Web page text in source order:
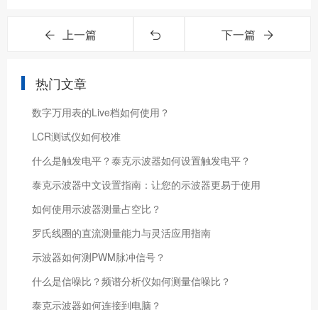
上一篇 下一篇
热门文章
数字万用表的Live档如何使用？
LCR测试仪如何校准
什么是触发电平？泰克示波器如何设置触发电平？
泰克示波器中文设置指南：让您的示波器更易于使用
如何使用示波器测量占空比？
罗氏线圈的直流测量能力与灵活应用指南
示波器如何测PWM脉冲信号？
什么是信噪比？频谱分析仪如何测量信噪比？
泰克示波器如何连接到电脑？